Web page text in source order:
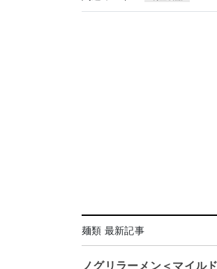
麺類 最新記事
ノグリラーメン＜マイル